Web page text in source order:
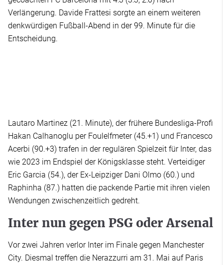
Verlängerung. Davide Frattesi sorgte an einem weiteren
denkwürdigen Fußball-Abend in der 99. Minute für die
Entscheidung.
Lautaro Martinez (21. Minute), der frühere Bundesliga-Profi
Hakan Calhanoglu per Foulelfmeter (45.+1) und Francesco
Acerbi (90.+3) trafen in der regulären Spielzeit für Inter, das
wie 2023 im Endspiel der Königsklasse steht. Verteidiger
Eric Garcia (54.), der Ex-Leipziger Dani Olmo (60.) und
Raphinha (87.) hatten die packende Partie mit ihren vielen
Wendungen zwischenzeitlich gedreht.
Inter nun gegen PSG oder Arsenal
Vor zwei Jahren verlor Inter im Finale gegen Manchester
City. Diesmal treffen die Nerazzurri am 31. Mai auf Paris